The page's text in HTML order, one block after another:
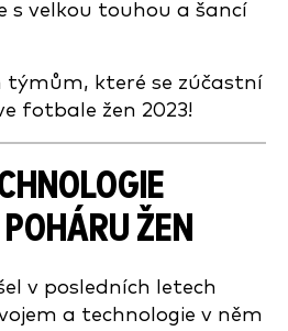
s velkou touhou a šancí
týmům, které se zúčastní
fotbale žen 2023!
ŽEN
v posledních letech
a technologie v něm